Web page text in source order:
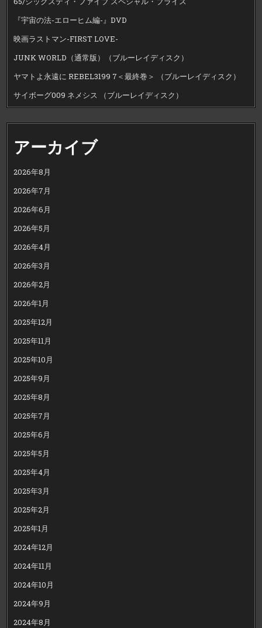
『宇宙の法-エローヒム編-』DVD
映画ラストマン-FIRST LOVE-
JUNK WORLD（通常版）（ブルーレイディスク）
ヤマトよ永遠に REBEL3199 7＜最終巻＞ （ブルーレイディスク）
サイボーグ009 ネメシス （ブルーレイディスク）
アーカイブ
2026年8月
2026年7月
2026年6月
2026年5月
2026年4月
2026年3月
2026年2月
2026年1月
2025年12月
2025年11月
2025年10月
2025年9月
2025年8月
2025年7月
2025年6月
2025年5月
2025年4月
2025年3月
2025年2月
2025年1月
2024年12月
2024年11月
2024年10月
2024年9月
2024年8月